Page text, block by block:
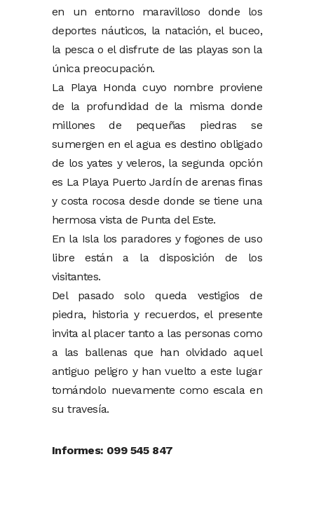
en un entorno maravilloso donde los
deportes náuticos, la natación, el buceo,
la pesca o el disfrute de las playas son la
única preocupación.
La Playa Honda cuyo nombre proviene
de la profundidad de la misma donde
millones de pequeñas piedras se
sumergen en el agua es destino obligado
de los yates y veleros, la segunda opción
es La Playa Puerto Jardín de arenas finas
y costa rocosa desde donde se tiene una
hermosa vista de Punta del Este.
En la Isla los paradores y fogones de uso
libre están a la disposición de los
visitantes.
Del pasado solo queda vestigios de
piedra, historia y recuerdos, el presente
invita al placer tanto a las personas como
a las ballenas que han olvidado aquel
antiguo peligro y han vuelto a este lugar
tomándolo nuevamente como escala en
su travesía.
Informes: 099 545 847